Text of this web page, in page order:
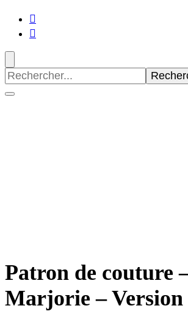
Recherche
pour
:
Patron de couture
Marjorie –